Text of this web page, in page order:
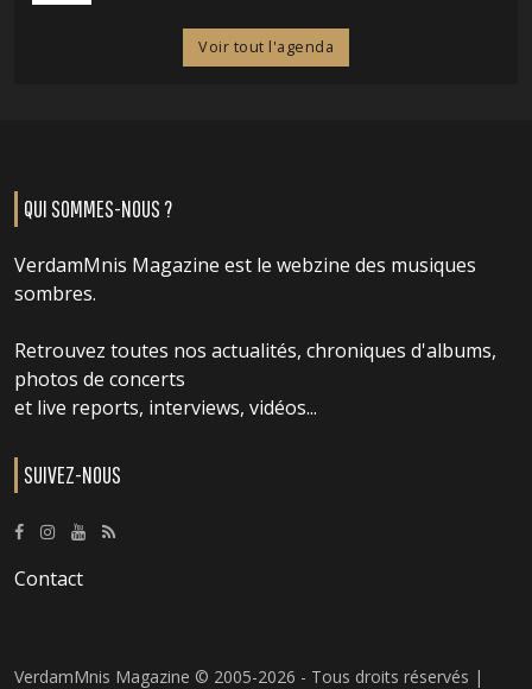
Voir tout l'agenda
QUI SOMMES-NOUS ?
VerdamMnis Magazine est le webzine des musiques
sombres.
Retrouvez toutes nos actualités, chroniques d'albums,
photos de concerts
et live reports, interviews, vidéos...
SUIVEZ-NOUS
Contact
VerdamMnis Magazine © 2005-2026 - Tous droits réservés |